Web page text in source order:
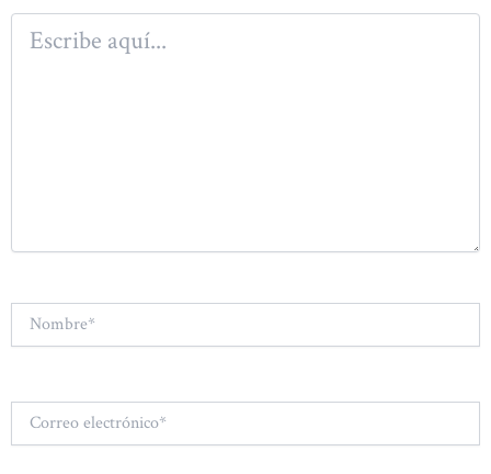
Escribe
aquí...
Nombre*
Correo
electrónico*